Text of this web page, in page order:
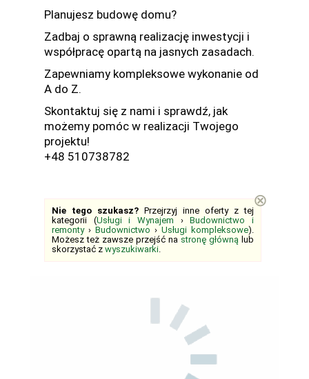
Planujesz budowę domu?
Zadbaj o sprawną realizację inwestycji i
współpracę opartą na jasnych zasadach.
Zapewniamy kompleksowe wykonanie od
A do Z.
Skontaktuj się z nami i sprawdź, jak
możemy pomóc w realizacji Twojego
projektu!
+48 510738782
Nie tego szukasz? Przejrzyj inne oferty z tej
kategorii (Usługi i Wynajem ›Budownictwo i
remonty› Budownictwo › Usługi kompleksowe).
Możesz też zawsze przejść na stronę główną lub
skorzystać z wyszukiwarki
⊗